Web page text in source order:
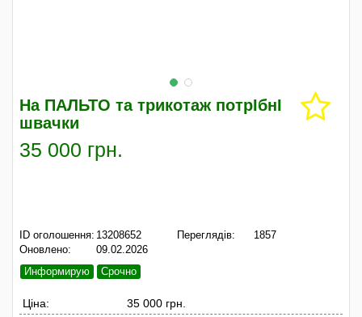
На ПАЛЬТО та трикотаж потрІбнІ
швачки
35 000 грн.
ID оголошення: 13208652
Оновлено:
09.02.2026
Переглядів: 1857
Информирую Срочно
Ціна:
35 000 грн.